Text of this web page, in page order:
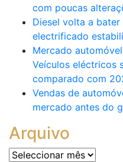
com poucas
Diesel volta a
electrificado
Mercado
Veículos eléctricos
comparado com
Vendas de
mercado antes do
Arquivo
Arquivo